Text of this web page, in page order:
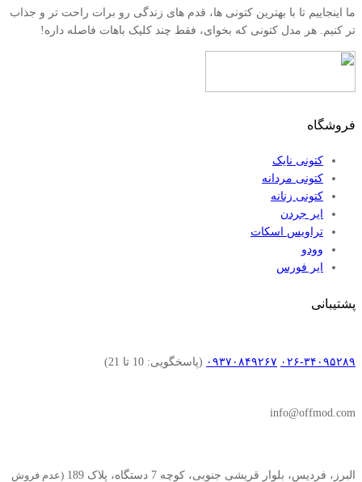
ما اینجاییم تا با بهترین کتونی ها، قدم های زندگی رو برات راحت تر و جذاب
تر کنیم. هر مدل کتونی که بخوای، فقط چند کلیک باهات فاصله داره!
فروشگاه
کتونی نایک
کتونی مردانه
کتونی زنانه
ایر جردن
تراویس اسکات
وودو
ایر فورس
پشتیبانی
۰۲۶-۳۴۰۹۵۲۸۹ ۰۹۳۷۰۸۴۹۲۶۷ (پاسخگویی: 10 تا 21)
info@offmod.com
البرز، فردیس، بلوار قریشی جنوبی، کوچه 7 دستگاه، پلاک 189
(عدم فروش